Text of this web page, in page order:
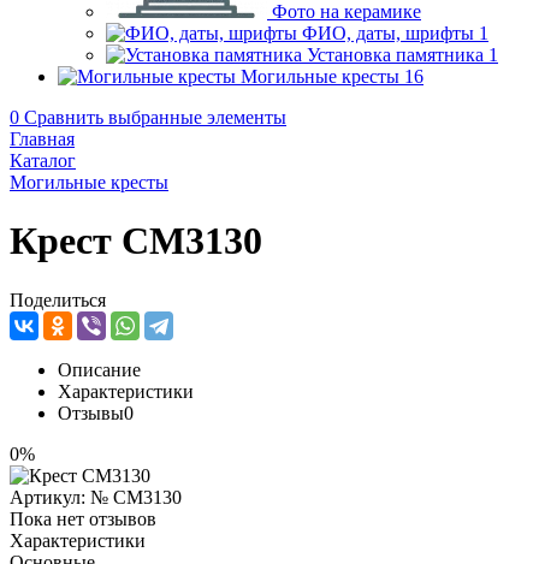
Фото на керамике
ФИО, даты, шрифты 1
Установка памятника 1
Могильные кресты 16
0 Сравнить выбранные элементы
Главная
Каталог
Могильные кресты
Крест CM3130
Поделиться
Описание
Характеристики
Отзывы0
0%
Артикул: № CM3130
Пока нет отзывов
Характеристики